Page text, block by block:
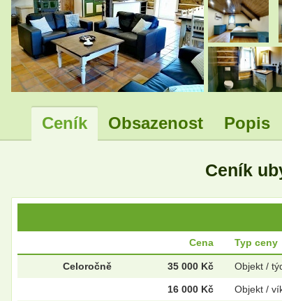
Ceník Obsazenost Popis
Ceník
Cena Typ ceny
Celoročně 35 000 Kč Objekt /
16 000 Kč Objekt /